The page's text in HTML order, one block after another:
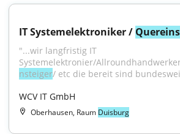
IT Systemelektroniker /
"...wir langfristig IT
Systemelektronier/
nsteiger/ etc die bereit sind
WCV IT GmbH
Oberhausen, Raum Duisburg